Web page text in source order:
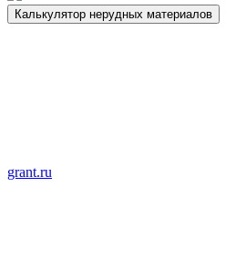
Калькулятор нерудных материалов
grant.ru